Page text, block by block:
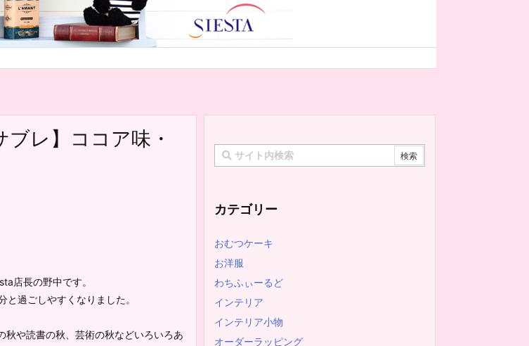
レ】ココア味・
店長の野中です。
と過ごしやすくなりました。
秋や読書の秋、芸術の秋などいろいろあ
カテゴリー
おむつケーキ
お洋服
わちふぃーるど
インテリア
インテリア小物
オーダーラッピング